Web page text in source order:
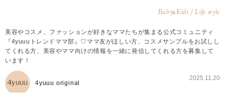
Baby&Kids / Life style
美容やコスメ、ファッションが好きなママたちが集まる公式コミュニティ
『4yuuuトレンドママ部』♡ママ友がほしい方、コスメサンプルをお試しし
てくれる方、美容やママ向けの情報を一緒に発信してくれる方を募集して
います！
4yuuu original
2025.11.20